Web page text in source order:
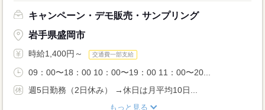
キャンペーン・デモ販売・サンプリング
岩手県盛岡市
時給1,400円～ 交通費一部支給
09：00〜18：00 10：00〜19：00 11：00〜20...
週5日勤務（2日休み） →休日は月平均10日...
もっと見る